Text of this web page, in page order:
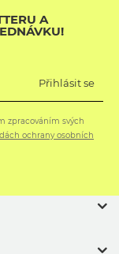
A
Přihlásit se
zpracováním svých
ochrany osobních